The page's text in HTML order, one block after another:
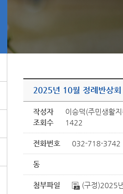
2025년 10월 정례반상
작성자 이승덕(주민생활
조회수
1422
전화번호 032-718-3742
동
첨부파일 (구정)2025